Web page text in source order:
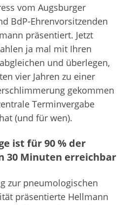
vom Augsburger
BdP-Ehrenvorsitzenden
präsentiert. Jetzt
ja mal mit Ihren
und überlegen,
vier Jahren zu einer
gekommen
Terminvergabe
(und für wen).
ist für 90 % der
30 Minuten erreichbar
zur pneumologischen
präsentierte Hellmann